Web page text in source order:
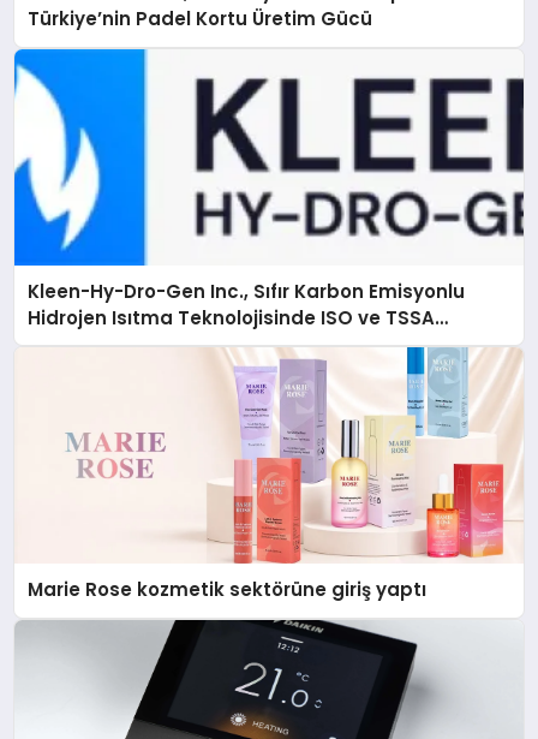
Türkiye’nin Padel Kortu Üretim Gücü
Kleen-Hy-Dro-Gen Inc., Sıfır Karbon Emisyonlu
Hidrojen Isıtma Teknolojisinde ISO ve TSSA
Düzenleyici Onaylarını Aldı
Marie Rose kozmetik sektörüne giriş yaptı